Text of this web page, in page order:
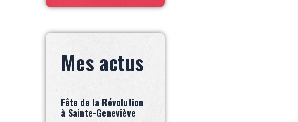
Mes actus
Fête de la Révolution
à Sainte-Geneviève